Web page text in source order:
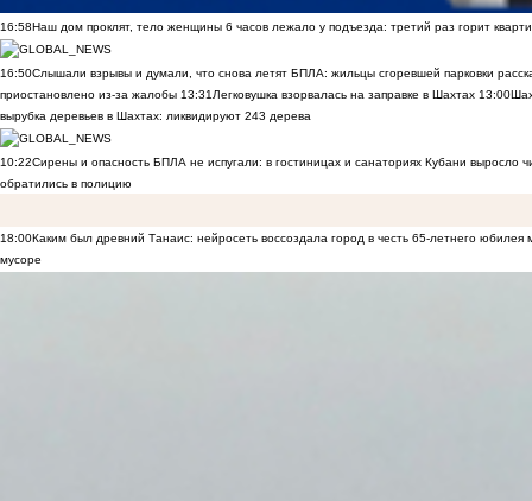
16:58Наш дом проклят, тело женщины 6 часов лежало у подъезда: третий раз горит
16:50Слышали взрывы и думали, что снова летят БПЛА: жильцы сгоревшей парковки
приостановлено из-за жалобы 13:31 Легковушка взорвалась на заправке в Шахтах 13:00
вырубка деревьев в Шахтах: ликвидируют 243 дерева
10:22Сирены и опасность БПЛА не испугали: в гостиницах и санаториях Кубани выросло
обратились в полицию
18:00Каким был древний Танаис: нейросеть воссоздала город в честь 65-летнего юбилея
мусоре